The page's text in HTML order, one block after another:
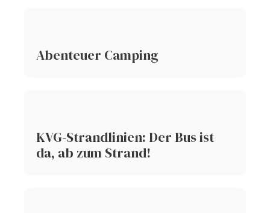
Abenteuer Camping
KVG-Strandlinien: Der Bus ist
da, ab zum Strand!